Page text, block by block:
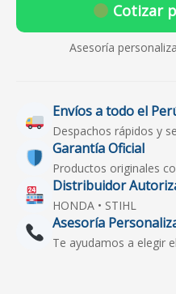
Cotizar
Asesoría
Envíos a todo el
Despachos rápidos y
Garantía Oficial
Productos originales
Distribuidor
HONDA • STIHL
Asesoría
Te ayudamos a elegir